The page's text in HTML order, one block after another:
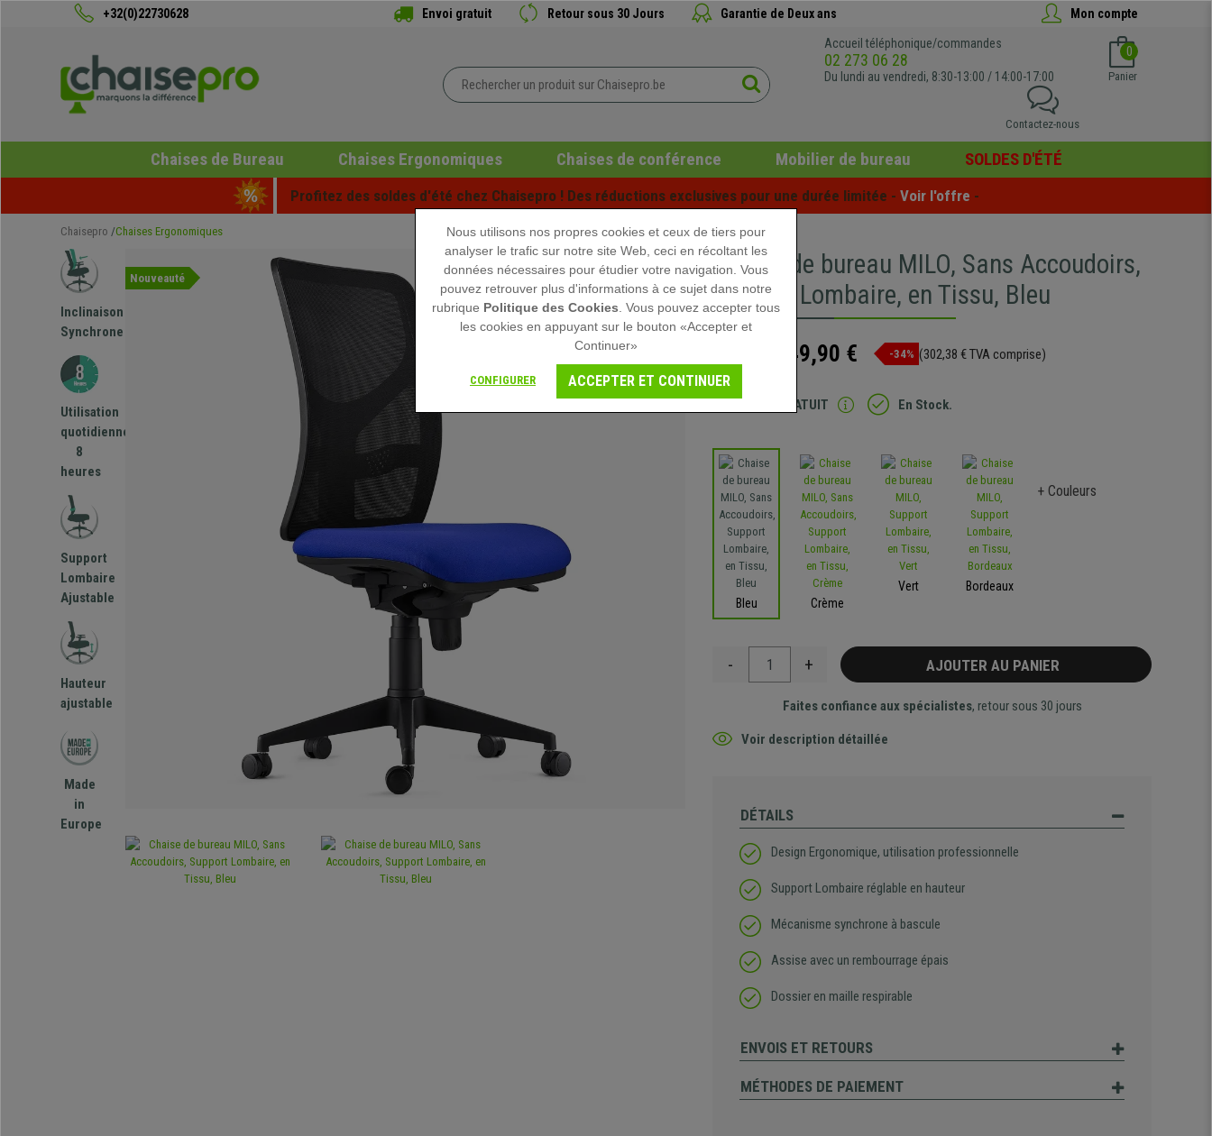
+32(0)22730628 Envoi gratuit Retour sous 30 Jours Garantie de Deux ans Mon compte
Accueil téléphonique/commandes
02 273 06 28
Du lundi au vendredi, 8:30-13:00 / 14:00-17:00
0
Panier
Contactez-nous
Chaises de Bureau Chaises Ergonomiques Chaises de conférence Mobilier de bureau SOLDES D'ÉTÉ
Profitez des soldes d'été chez Chaisepro ! Des réductions exclusives pour une durée limitée - Voir l'offre -
Chaisepro Chaises Ergonomiques
Inclinaison
Synchrone
Utilisation
quotidienne
8
heures
Support
Lombaire
Ajustable
Hauteur
ajustable
Made
in
Europe
Nouveauté
Chaise de bureau MILO, Sans Accoudoirs,
Support Lombaire, en Tissu, Bleu
249,90 € -34% (302,38 € TVA comprise)
Envoi GRATUIT En Stock.
Bleu Crème
Vert Bordeaux
+ Couleurs
- + AJOUTER AU PANIER
Faites confiance aux spécialistes, retour sous 30 jours
Voir description détaillée
DÉTAILS
Design Ergonomique, utilisation professionnelle
Support Lombaire réglable en hauteur
Mécanisme synchrone à bascule
Assise avec un rembourrage épais
Dossier en maille respirable
ENVOIS ET RETOURS
MÉTHODES DE PAIEMENT
Nous utilisons nos propres cookies et ceux de tiers pour
analyser le trafic sur notre site Web, ceci en récoltant les
données nécessaires pour étudier votre navigation. Vous
pouvez retrouver plus d'informations à ce sujet dans notre
rubrique Politique des Cookies . Vous pouvez accepter tous
les cookies en appuyant sur le bouton «Accepter et
Continuer»
CONFIGURER ACCEPTER ET CONTINUER